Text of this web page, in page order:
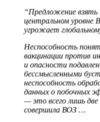
“Предложение взять
центральном уровне
угрожает
Неспособность
вакцинации против
и опасности
бессмысленными
неспособность
данных о побочных
— это всего лишь
совершила ВОЗ …